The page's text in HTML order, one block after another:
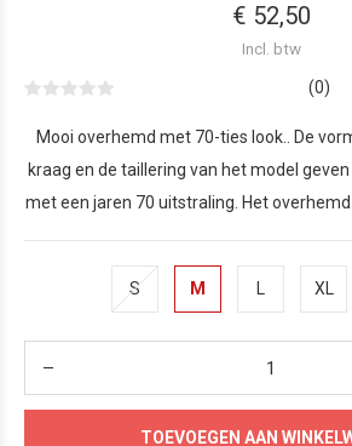
€ 52,50
Incl. btw
(0)
Mooi overhemd met 70-ties look.. De
kraag en de taillering van het model
met een jaren 70 uitstraling. Het
S M XL
TOEVOEGEN AAN